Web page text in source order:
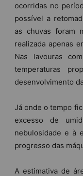
ocorridas no
possível a
as chuvas foram
realizada apenas
Nas lavouras
temperaturas
desenvolvimento
Já onde o tempo
excesso de
nebulosidade e à
progresso das
A estimativa de